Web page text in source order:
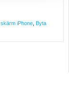
skärm iPhone
Byta